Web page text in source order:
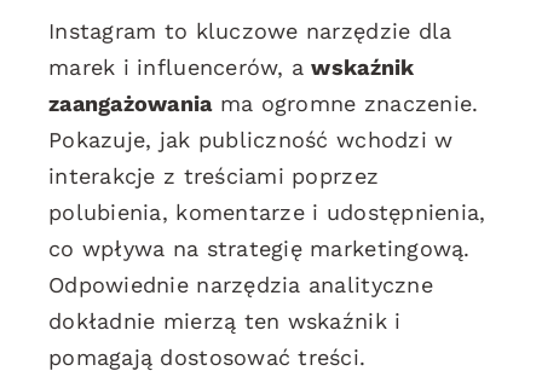
Instagram to kluczowe narzędzie dla
marek i influencerów, awskaźnik
zaangażowaniama ogromne znaczenie.
Pokazuje, jak publiczność wchodzi w
interakcje z treściami poprzez
polubienia, komentarze i udostępnienia,
co wpływa na strategię marketingową.
Odpowiednie narzędzia analityczne
dokładnie mierzą ten wskaźnik i
pomagają dostosować treści.